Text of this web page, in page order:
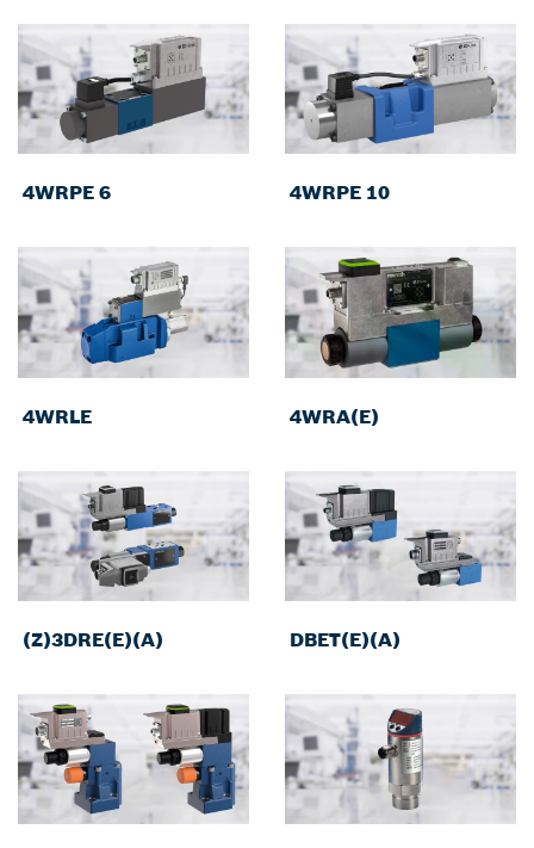
4WRPE 6 4WRPE 10
4WRLE 4WRA(E)
(Z)3DRE(E)(A) DBET(E)(A)